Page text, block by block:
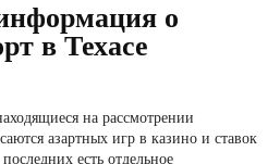
о
в Техасе
на рассмотрении
азартных игр в казино и ставок
есть отдельное